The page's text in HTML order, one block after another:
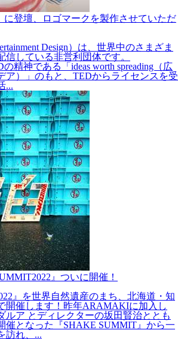
に登壇、ロゴマークを製作させていただ
Design）は、世界中のさまざま
信している非営利団体です。
精神である「ideas worth spreading（広
ア）」のもと、TEDからライセンスを受
...
』ついに開催！
』を世界自然遺産のまち、北海道・知
開催します！昨年ARAMAKIに加入し
ルア とディレクターの坂田賢治ととも
催となった『SHAKE SUMMIT』から一
訪れ、...